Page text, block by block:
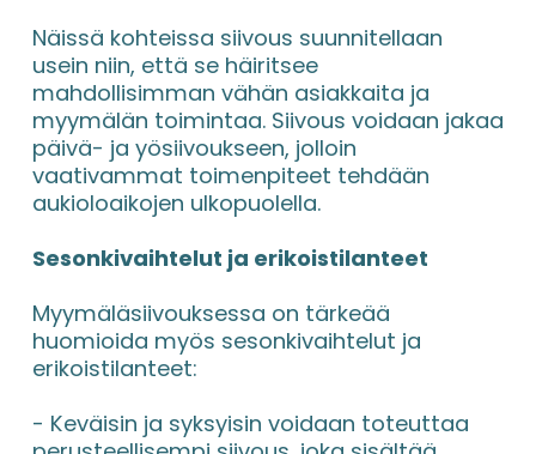
Näissä kohteissa siivous suunnitellaan
usein niin, että se häiritsee
mahdollisimman vähän asiakkaita ja
myymälän toimintaa. Siivous voidaan jakaa
päivä- ja yösiivoukseen, jolloin
vaativammat toimenpiteet tehdään
aukioloaikojen ulkopuolella.
Sesonkivaihtelut ja erikoistilanteet
Myymäläsiivouksessa on tärkeää
huomioida myös sesonkivaihtelut ja
erikoistilanteet:
- Keväisin ja syksyisin voidaan toteuttaa